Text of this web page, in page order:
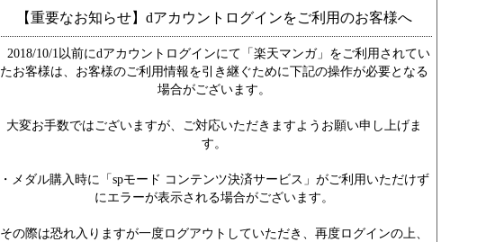
【重要なお知らせ】dアカウントログインをご利用のお客様へ
2018/10/1以前にdアカウントログインにて「楽天マンガ」をご利用されてい
たお客様は、お客様のご利用情報を引き継ぐために下記の操作が必要となる
場合がございます。
大変お手数ではございますが、ご対応いただきますようお願い申し上げま
す。
・メダル購入時に「spモード コンテンツ決済サービス」がご利用いただけず
にエラーが表示される場合がございます。
その際は恐れ入りますが一度ログアウトしていただき、再度ログインの上、